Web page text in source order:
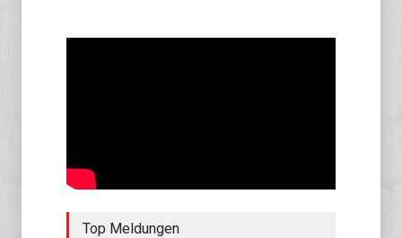
Top Meldungen